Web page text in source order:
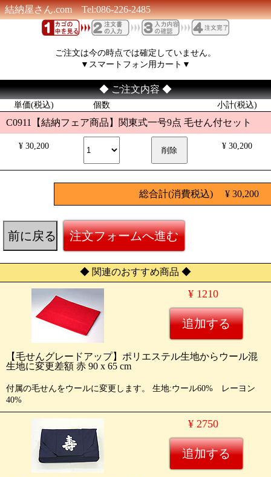
結納屋さん.com Tel:086-226-2485
ご注文は今の時点では確定していません。
▼スマートフォン用カート▼
◆ ご注文内容 ◆
単価(税込) 個数 小計(税込)
C0911【結納フェア商品】関東式一号9点 毛せん付セット
¥ 30,200 ¥ 30,200
総合計(消費税込) ¥ 30,200
◆ 関連のおすすめ商品 ◆
¥ 1210
【毛せんグレードアップ】ポリエステル生地からウール混
生地に変更差額 赤 90 x 65 cm
付属の毛せんをウールに変更します。 生地:ウール60% レーヨン
40%
¥ 2750